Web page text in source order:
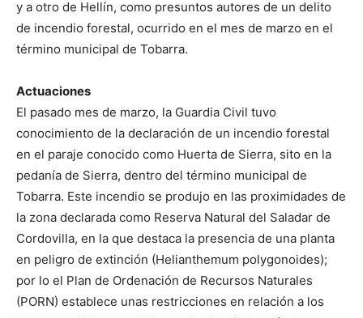
y a otro de Hellín, como presuntos autores de un delito
de incendio forestal, ocurrido en el mes de marzo en el
término municipal de Tobarra.
Actuaciones
El pasado mes de marzo, la Guardia Civil tuvo
conocimiento de la declaración de un incendio forestal
en el paraje conocido como Huerta de Sierra, sito en la
pedanía de Sierra, dentro del término municipal de
Tobarra. Este incendio se produjo en las proximidades de
la zona declarada como Reserva Natural del Saladar de
Cordovilla, en la que destaca la presencia de una planta
en peligro de extinción (Helianthemum polygonoides);
por lo el Plan de Ordenación de Recursos Naturales
(PORN) establece unas restricciones en relación a los